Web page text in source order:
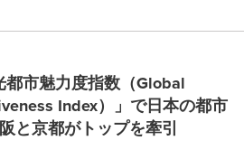
市魅力度指数（Global
Index）」で日本の都市
と京都がトップを牽引